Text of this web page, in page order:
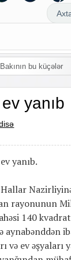
bu
yanıb
yanıb.
Hallar
rayonunun
140
aynabənddən
və ev əşyaları